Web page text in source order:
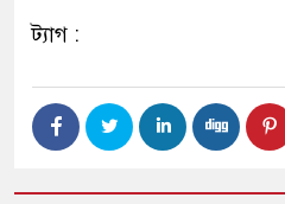
ট্যাগ :